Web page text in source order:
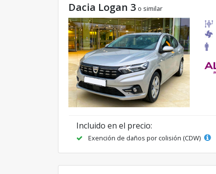
Dacia Logan 3 o similar
Incluido en el precio:
Exención de daños por colisión (CDW)